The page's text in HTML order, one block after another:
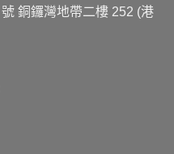
號 銅鑼灣地帶二樓 252 (港